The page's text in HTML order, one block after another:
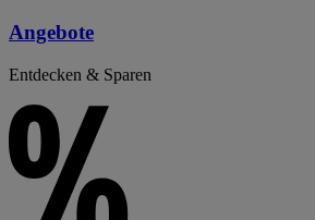
Angebote
Entdecken & Sparen